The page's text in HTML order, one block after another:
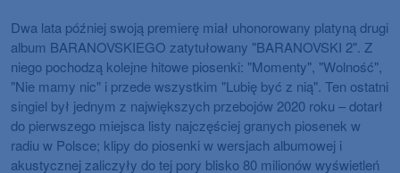
Dwa lata później swoją premierę miał uhonorowany platyną drugi
album BARANOVSKIEGO zatytułowany "BARANOVSKI 2". Z
niego pochodzą kolejne hitowe piosenki: "Momenty", "Wolność",
"Nie mamy nic" i przede wszystkim "Lubię być z nią". Ten ostatni
singiel był jednym z największych przebojów 2020 roku – dotarł
do pierwszego miejsca listy najczęściej granych piosenek w
radiu w Polsce; klipy do piosenki w wersjach albumowej i
akustycznej zaliczyły do tej pory blisko 80 milionów wyświetleń